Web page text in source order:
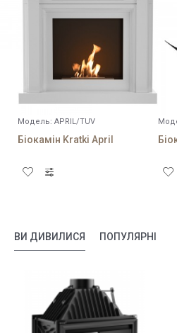
Модель: APRIL/TUV
Біокамін Kratki April
ВИ ДИВИЛИСЯ ПОПУЛЯРНІ